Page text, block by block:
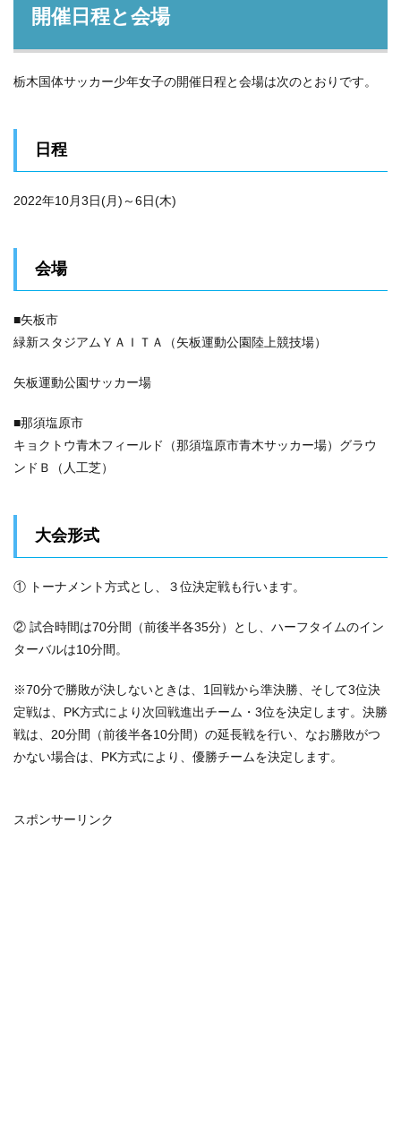
開催日程と会場
栃木国体サッカー少年女子の開催日程と会場は次のとおりです。
日程
2022年10月3日(月)～6日(木)
会場
■矢板市
緑新スタジアムＹＡＩＴＡ（矢板運動公園陸上競技場）
矢板運動公園サッカー場
■那須塩原市
キョクトウ青木フィールド（那須塩原市青木サッカー場）グラウ
ンドＢ（人工芝）
大会形式
① トーナメント方式とし、３位決定戦も行います。
② 試合時間は70分間（前後半各35分）とし、ハーフタイムのイン
ターバルは10分間。
※70分で勝敗が決しないときは、1回戦から準決勝、そして3位決
定戦は、PK方式により次回戦進出チーム・3位を決定します。決勝
戦は、20分間（前後半各10分間）の延長戦を行い、なお勝敗がつ
かない場合は、PK方式により、優勝チームを決定します。
スポンサーリンク